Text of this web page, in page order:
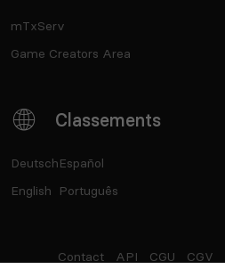
mTxServ
Game Creators Area
Classements
Deutsch
English
Español
Português
Contact API CGU CGV